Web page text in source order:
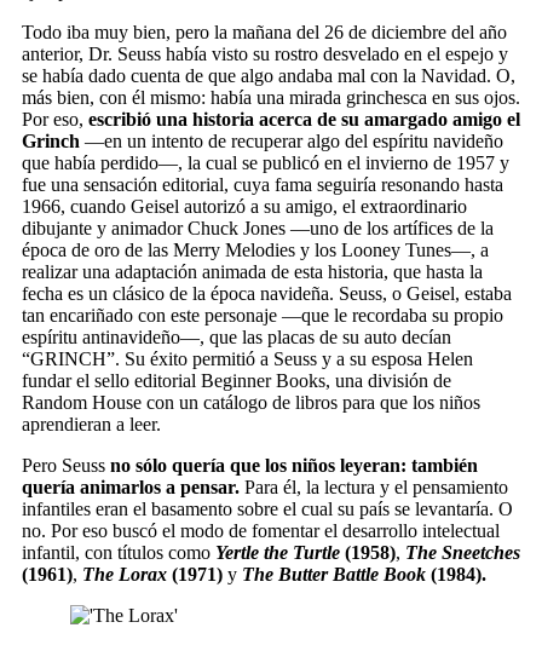
Todo iba muy bien, pero la mañana del 26 de diciembre del año
anterior, Dr. Seuss había visto su rostro desvelado en el espejo y
se había dado cuenta de que algo andaba mal con la Navidad. O,
más bien, con él mismo: había una mirada grinchesca en sus ojos.
Por eso, escribió una historia acerca de su amargado amigo el
Grinch —en un intento de recuperar algo del espíritu navideño
que había perdido—, la cual se publicó en el invierno de 1957 y
fue una sensación editorial, cuya fama seguiría resonando hasta
1966, cuando Geisel autorizó a su amigo, el extraordinario
dibujante y animador Chuck Jones —uno de los artífices de la
época de oro de las Merry Melodies y los Looney Tunes—, a
realizar una adaptación animada de esta historia, que hasta la
fecha es un clásico de la época navideña. Seuss, o Geisel, estaba
tan encariñado con este personaje —que le recordaba su propio
espíritu antinavideño—, que las placas de su auto decían
“GRINCH”. Su éxito permitió a Seuss y a su esposa Helen
fundar el sello editorial Beginner Books, una división de
Random House con un catálogo de libros para que los niños
aprendieran a leer.
Pero Seuss no sólo quería que los niños leyeran: también
quería animarlos a pensar. Para él, la lectura y el pensamiento
infantiles eran el basamento sobre el cual su país se levantaría. O
no. Por eso buscó el modo de fomentar el desarrollo intelectual
infantil, con títulos como Yertle the Turtle (1958), The Sneetches
(1961), The Lorax (1971) y The Butter Battle Book (1984).